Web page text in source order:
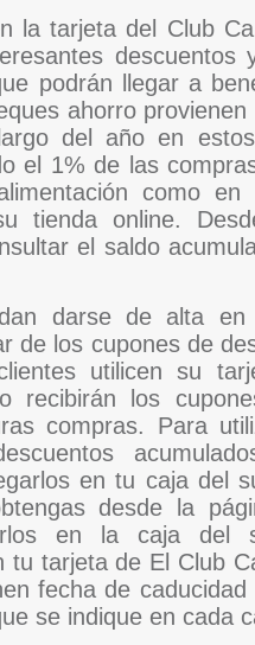
la tarjeta del Club
descuentos
podrán llegar a
ahorro
del año en
el 1% de las
como
tienda online.
el saldo
darse de alta en
de los cupones de
utilicen su
recibirán los
compras. Para
en tu caja del
desde la
en la caja del
tu tarjeta de El Club
fecha de
se indique en cada